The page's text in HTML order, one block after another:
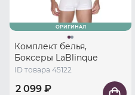
ОРИГИНАЛ
Комплект белья,
Боксеры LaBlinque
ID товара 45122
2 099 ₽